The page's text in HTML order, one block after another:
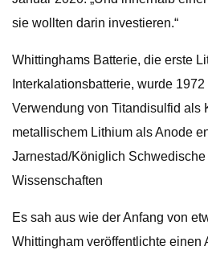
sie wollten darin investieren.“
Whittinghams Batterie, die erste
Interkalationsbatterie, wurde
Verwendung von Titandisulfid als
metallischem Lithium als Anode
Jarnestad/Königlich
Wissenschaften
Es sah aus wie der Anfang von
Whittingham veröffentlichte einen